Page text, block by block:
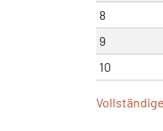
8
9
10